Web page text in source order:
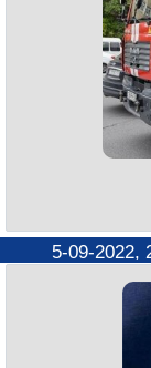
Fövqəladə
şəhəri,
5-09-2022,